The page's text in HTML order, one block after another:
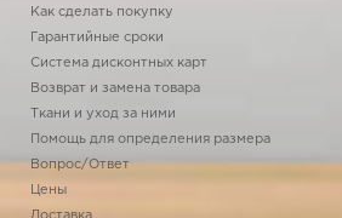
Как сделать покупку
Гарантийные сроки
Система дисконтных карт
Возврат и замена товара
Ткани и уход за ними
Помощь для определения размера
Вопрос/Ответ
Цены